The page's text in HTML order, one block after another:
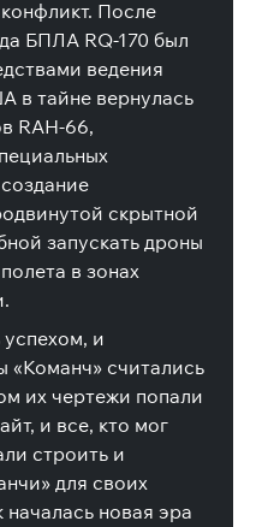
После
БПЛА RQ-170 был
ведения
в тайне вернулась
RAH-66,
скрытной
запускать дроны
в зонах
и
«Команч» считались
их чертежи попали
и все, кто мог
строить и
для своих
началась новая эра